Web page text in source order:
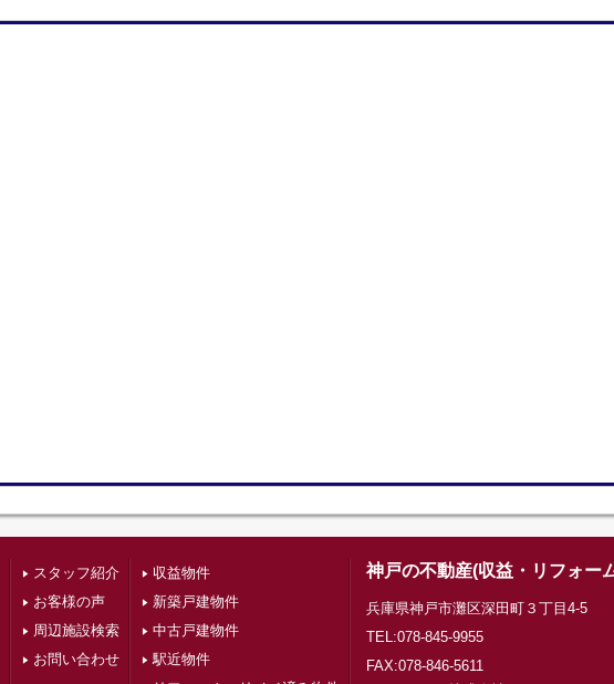
スタッフ紹介
お客様の声
周辺施設検索
お問い合わせ
収益物件
新築戸建物件
中古戸建物件
駅近物件
神戸の不動産(収益・リフォー
兵庫県神戸市灘区深田町３丁目4-5
TEL:078-845-9955
FAX:078-846-5611